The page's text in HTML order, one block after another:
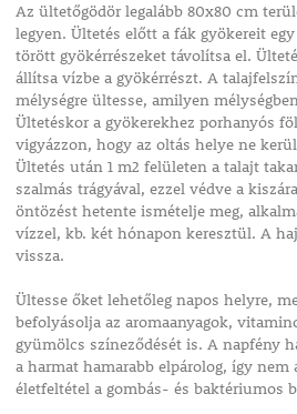
Az ültetőgödör legalább 80x80 cm
legyen. Ültetés előtt a fák gyökereit
törött gyökérrészeket távolítsa el.
állítsa vízbe a gyökérrészt. A
mélységre ültesse, amilyen
Ültetéskor a gyökerekhez porhanyós
vigyázzon, hogy az oltás helye ne
Ültetés után 1 m2 felületen a talajt
szalmás trágyával, ezzel védve a
öntözést hetente ismételje meg,
vízzel, kb. két hónapon keresztül. A
vissza.
Ültesse őket lehetőleg napos helyre,
befolyásolja az aromaanyagok,
gyümölcs színeződését is. A napfény
a harmat hamarabb elpárolog, így
életfeltétel a gombás- és baktériumos